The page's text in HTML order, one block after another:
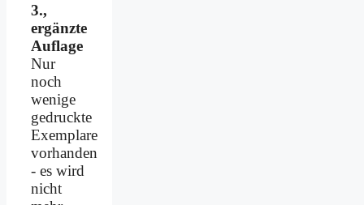
3.,
ergänzte
Auflage
Nur
noch
wenige
gedruckte
Exemplare
vorhanden
- es wird
nicht